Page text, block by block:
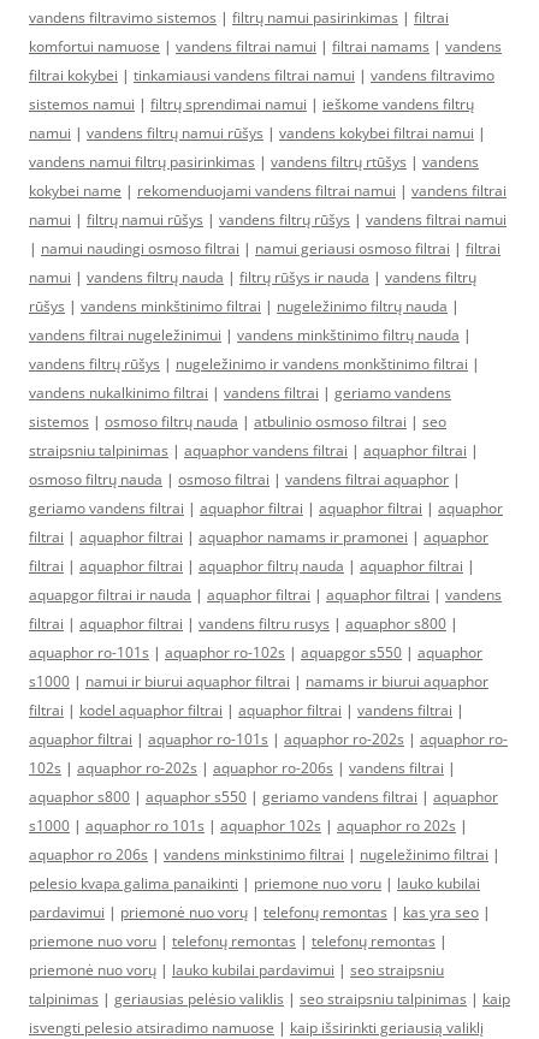
vandens filtravimo sistemos | filtrų namui pasirinkimas | filtrai
komfortui namuose | vandens filtrai namui | filtrai namams | vandens
filtrai kokybei | tinkamiausi vandens filtrai namui | vandens filtravimo
sistemos namui | filtrų sprendimai namui | ieškome vandens filtrų
namui | vandens filtrų namui rūšys | vandens kokybei filtrai namui |
vandens namui filtrų pasirinkimas | vandens filtrų rtūšys | vandens
kokybei name | rekomenduojami vandens filtrai namui | vandens filtrai
namui | filtrų namui rūšys | vandens filtrų rūšys | vandens filtrai namui
| namui naudingi osmoso filtrai | namui geriausi osmoso filtrai | filtrai
namui | vandens filtrų nauda | filtrų rūšys ir nauda | vandens filtrų
rūšys | vandens minkštinimo filtrai | nugeležinimo filtrų nauda |
vandens filtrai nugeležinimui | vandens minkštinimo filtrų nauda |
vandens filtrų rūšys | nugeležinimo ir vandens monkštinimo filtrai |
vandens nukalkinimo filtrai | vandens filtrai | geriamo vandens
sistemos | osmoso filtrų nauda | atbulinio osmoso filtrai | seo
straipsniu talpinimas | aquaphor vandens filtrai | aquaphor filtrai |
osmoso filtrų nauda | osmoso filtrai | vandens filtrai aquaphor |
geriamo vandens filtrai | aquaphor filtrai | aquaphor filtrai | aquaphor
filtrai | aquaphor filtrai | aquaphor namams ir pramonei | aquaphor
filtrai | aquaphor filtrai | aquaphor filtrų nauda | aquaphor filtrai |
aquapgor filtrai ir nauda | aquaphor filtrai | aquaphor filtrai | vandens
filtrai | aquaphor filtrai | vandens filtru rusys | aquaphor s800 |
aquaphor ro-101s | aquaphor ro-102s | aquapgor s550 | aquaphor
s1000 | namui ir biurui aquaphor filtrai | namams ir biurui aquaphor
filtrai | kodel aquaphor filtrai | aquaphor filtrai | vandens filtrai |
aquaphor filtrai | aquaphor ro-101s | aquaphor ro-202s | aquaphor ro-
102s | aquaphor ro-202s | aquaphor ro-206s | vandens filtrai |
aquaphor s800 | aquaphor s550 | geriamo vandens filtrai | aquaphor
s1000 | aquaphor ro 101s | aquaphor 102s | aquaphor ro 202s |
aquaphor ro 206s | vandens minkstinimo filtrai | nugeležinimo filtrai |
pelesio kvapa galima panaikinti | priemone nuo voru | lauko kubilai
pardavimui | priemonė nuo vorų | telefonų remontas | kas yra seo |
priemone nuo voru | telefonų remontas | telefonų remontas |
priemonė nuo vorų | lauko kubilai pardavimui | seo straipsniu
talpinimas | geriausias pelėsio valiklis | seo straipsniu talpinimas | kaip
isvengti pelesio atsiradimo namuose | kaip išsirinkti geriausią valiklį